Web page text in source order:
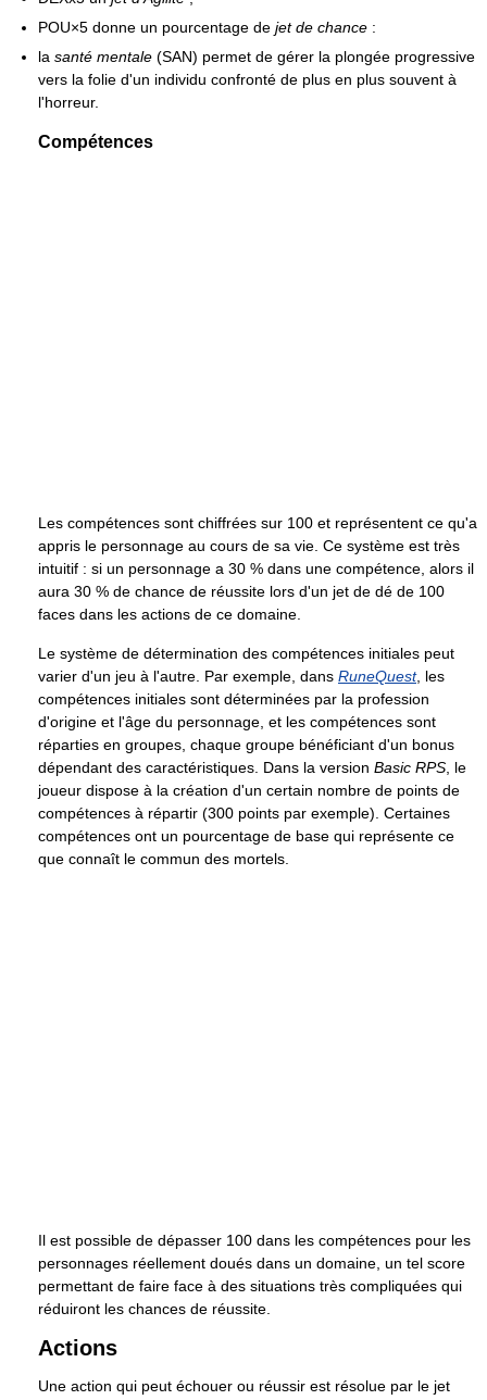
POU×5 donne un pourcentage de jet de chance :
la santé mentale (SAN) permet de gérer la plongée progressive
vers la folie d'un individu confronté de plus en plus souvent à
l'horreur.
Compétences
Les compétences sont chiffrées sur 100 et représentent ce qu'a
appris le personnage au cours de sa vie. Ce système est très
intuitif : si un personnage a 30 % dans une compétence, alors il
aura 30 % de chance de réussite lors d'un jet de dé de 100
faces dans les actions de ce domaine.
Le système de détermination des compétences initiales peut
varier d'un jeu à l'autre. Par exemple, dans RuneQuest, les
compétences initiales sont déterminées par la profession
d'origine et l'âge du personnage, et les compétences sont
réparties en groupes, chaque groupe bénéficiant d'un bonus
dépendant des caractéristiques. Dans la version Basic RPS , le
joueur dispose à la création d'un certain nombre de points de
compétences à répartir (300 points par exemple). Certaines
compétences ont un pourcentage de base qui représente ce
que connaît le commun des mortels.
Il est possible de dépasser 100 dans les compétences pour les
personnages réellement doués dans un domaine, un tel score
permettant de faire face à des situations très compliquées qui
réduiront les chances de réussite.
Actions
Une action qui peut échouer ou réussir est résolue par le jet